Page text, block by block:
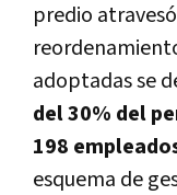
predio
adoptadas se
del 30% del
198
esquema de